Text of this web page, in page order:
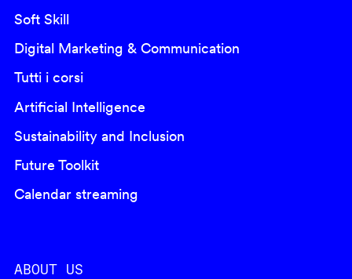
Soft Skill
Digital Marketing & Communication
Tutti i corsi
Artificial Intelligence
Sustainability and Inclusion
Future Toolkit
Calendar streaming
ABOUT US